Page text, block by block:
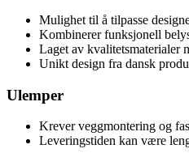
Mulighet til å tilpasse
Kombinerer funksjonell
Laget av kvalitetsmaterialer
Unikt design fra dansk
Ulemper
Krever veggmontering og
Leveringstiden kan være